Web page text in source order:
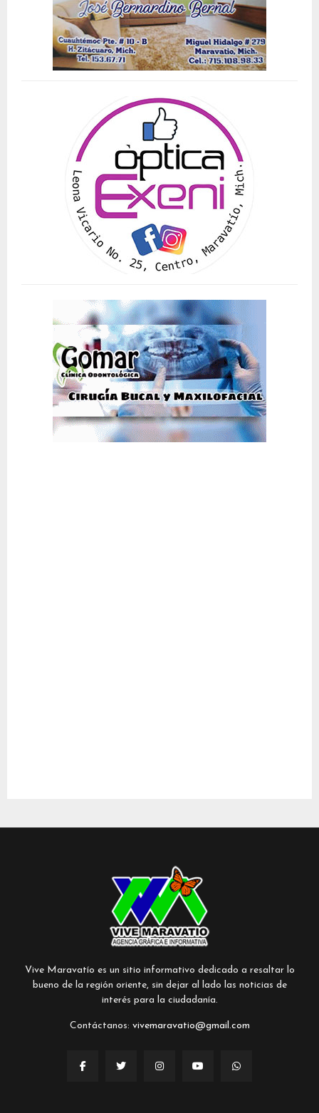
Vive Maravatío es un sitio informativo dedicado a resaltar lo
bueno de la región oriente, sin dejar al lado las noticias de
interés para la ciudadanía.
Contáctanos: vivemaravatio@gmail.com